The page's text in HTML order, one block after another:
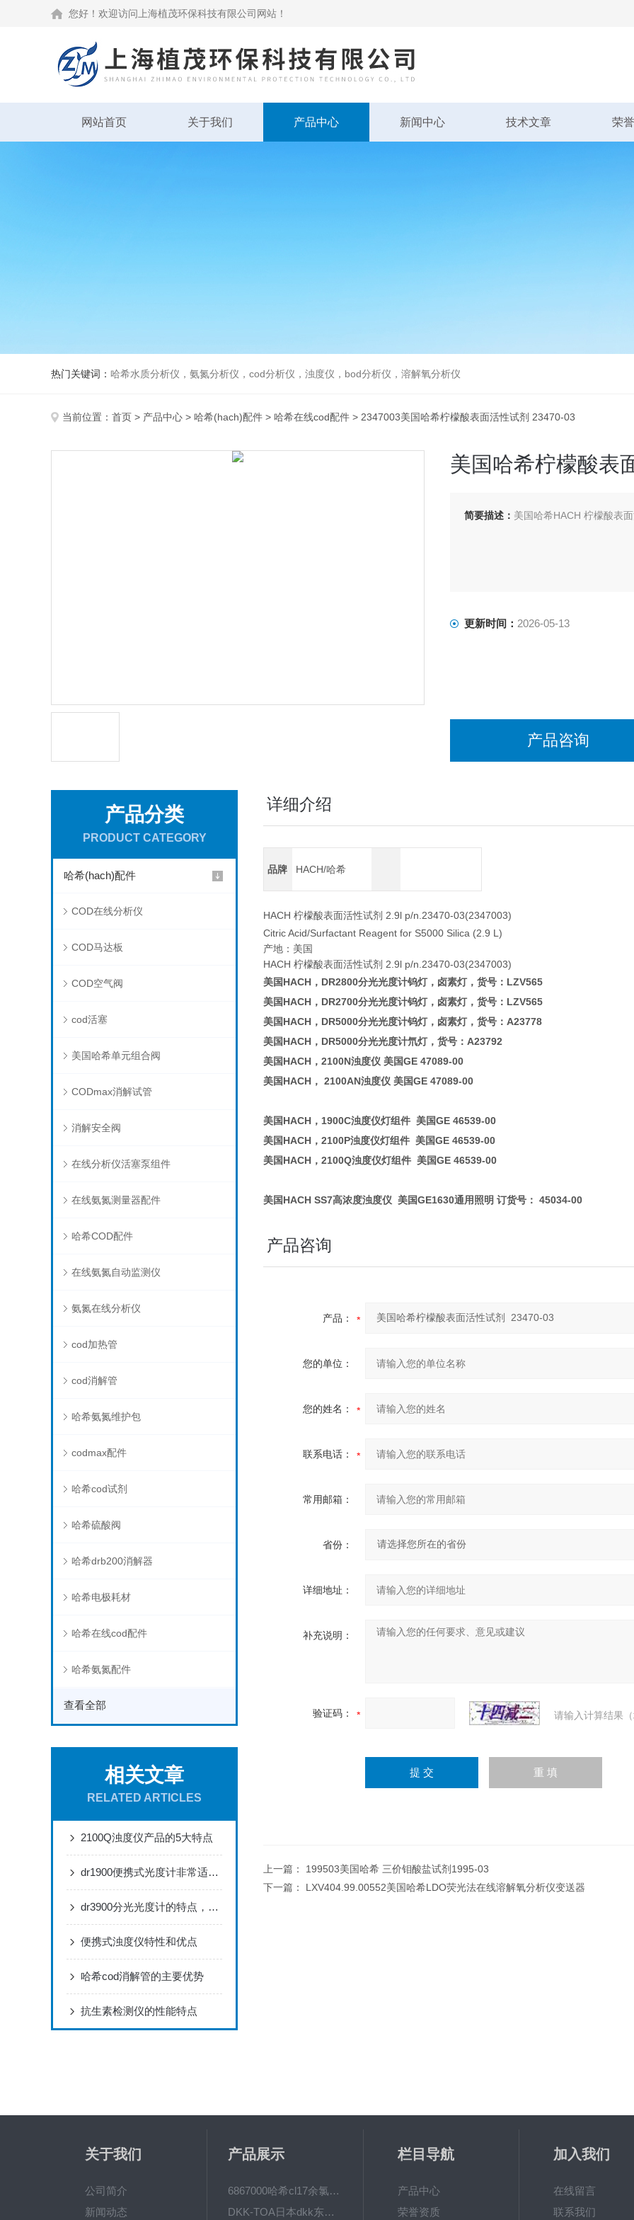
您好！欢迎访问上海植茂环保科技有限公司网站！
网站首页 关于我们 产品中心 新闻中心 技术文章 荣
热门关键词： 哈希水质分析仪，氨氮分析仪，cod分析仪，浊度仪，bod分析仪，溶解氧分析仪
当前位置： 首页 > 产品中心 > 哈希(hach)配件 > 哈希在线cod配件 > 2347003美国哈希柠檬酸表面活性试剂 23470-03
美国哈希柠檬酸表
简要描述： 美国哈希HACH 柠檬酸表
更新时间： 2026-05-13
产品咨询
产品分类
PRODUCT CATEGORY
哈希(hach)配件
COD在线分析仪
COD马达板
COD空气阀
cod活塞
美国哈希单元组合阀
CODmax消解试管
消解安全阀
在线分析仪活塞泵组件
在线氨氮测量器配件
哈希COD配件
在线氨氮自动监测仪
氨氮在线分析仪
cod加热管
cod消解管
哈希氨氮维护包
codmax配件
哈希cod试剂
哈希硫酸阀
哈希drb200消解器
哈希电极耗材
哈希在线cod配件
哈希氨氮配件
查看全部
相关文章
RELATED ARTICLES
2100Q浊度仪产品的5大特点
dr1900便携式光度计非常适合在地点、条件变化的情况工作
dr3900分光光度计的特点，你造吗？
便携式浊度仪特性和优点
哈希cod消解管的主要优势
抗生素检测仪的性能特点
详细介绍
品牌 HACH/哈希
HACH 柠檬酸表面活性试剂 2.9l p/n.23470-03(2347003)
Citric Acid/Surfactant Reagent for S5000 Silica (2.9 L)
产地：美国
HACH 柠檬酸表面活性试剂 2.9l p/n.23470-03(2347003)
美国HACH，DR2800分光光度计钨灯，卤素灯，货号：LZV565
美国HACH，DR2700分光光度计钨灯， 卤素灯， 货号：LZV565
美国HACH，DR5000分光光度计钨灯， 卤素灯， 货号：A23778
美国HACH，DR5000分光光度计氘灯，货号：A23792
美国HACH，2100N浊度仪 美国GE 47089-00
美国HACH， 2100AN浊度仪 美国GE 47089-00
美国HACH，1900C浊度仪灯组件 美国GE 46539-00
美国HACH，2100P浊度仪灯组件 美国GE 46539-00
美国HACH，2100Q浊度仪灯组件 美国GE 46539-00
美国HACH SS7高浓度浊度仪 美国GE1630通用照明 订货号： 45034-00
产品咨询
产品：
您的单位：
您的姓名：
联系电话：
常用邮箱：
省份：
详细地址：
补充说明：
验证码： 请输入计算结果
上一篇： 199503美国哈希 三价钼酸盐试剂1995-03
下一篇： LXV404.99.00552美国哈希LDO荧光法在线溶解氧分析仪变送器
关于我们
公司简介
新闻动态
产品展示
6867000哈希cl17余氯分析仪色度计模块、哈希cl17比色池现货
DKK-TOA日本dkk东亚电波水质仪器电极耗材
栏目导航
产品中心
荣誉资质
加入我们
在线留言
联系我们